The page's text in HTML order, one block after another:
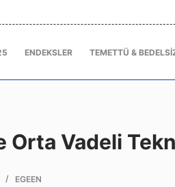
ENDEKSLER TEMETTÜ &
Orta Vadeli
EGEEN